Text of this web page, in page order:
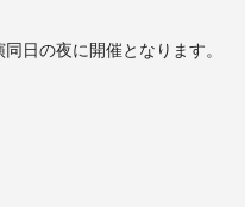
日の夜に開催となります。